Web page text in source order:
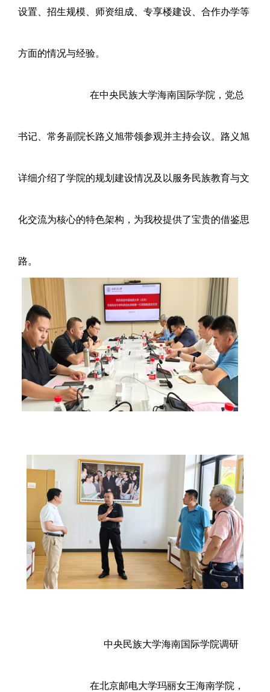
设置、招生规模、师资组成、专享楼建设、合作办学等
方面的情况与经验。
在中央民族大学海南国际学院，党总
书记、常务副院长路义旭带领参观并主持会议。路义旭
详细介绍了学院的规划建设情况及以服务民族教育与文
化交流为核心的特色架构，为我校提供了宝贵的借鉴思
路。
中央民族大学海南国际学院调研
在北京邮电大学玛丽女王海南学院，